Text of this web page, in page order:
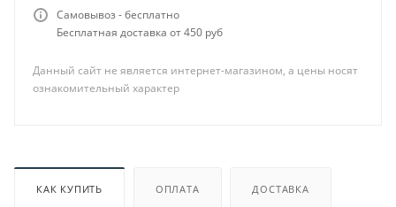
Самовывоз - бесплатно
Бесплатная доставка от 450 руб
Данный сайт не является интернет-магазином, а цены носят
ознакомительный характер
КАК КУПИТЬ ОПЛАТА ДОСТАВКА